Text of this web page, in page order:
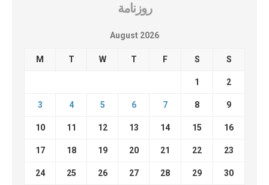
روزنامة
August 2026
M T W T F S S
1 2
3 4 5 6 7 8 9
10 11 12 13 14 15 16
17 18 19 20 21 22 23
24 25 26 27 28 29 30